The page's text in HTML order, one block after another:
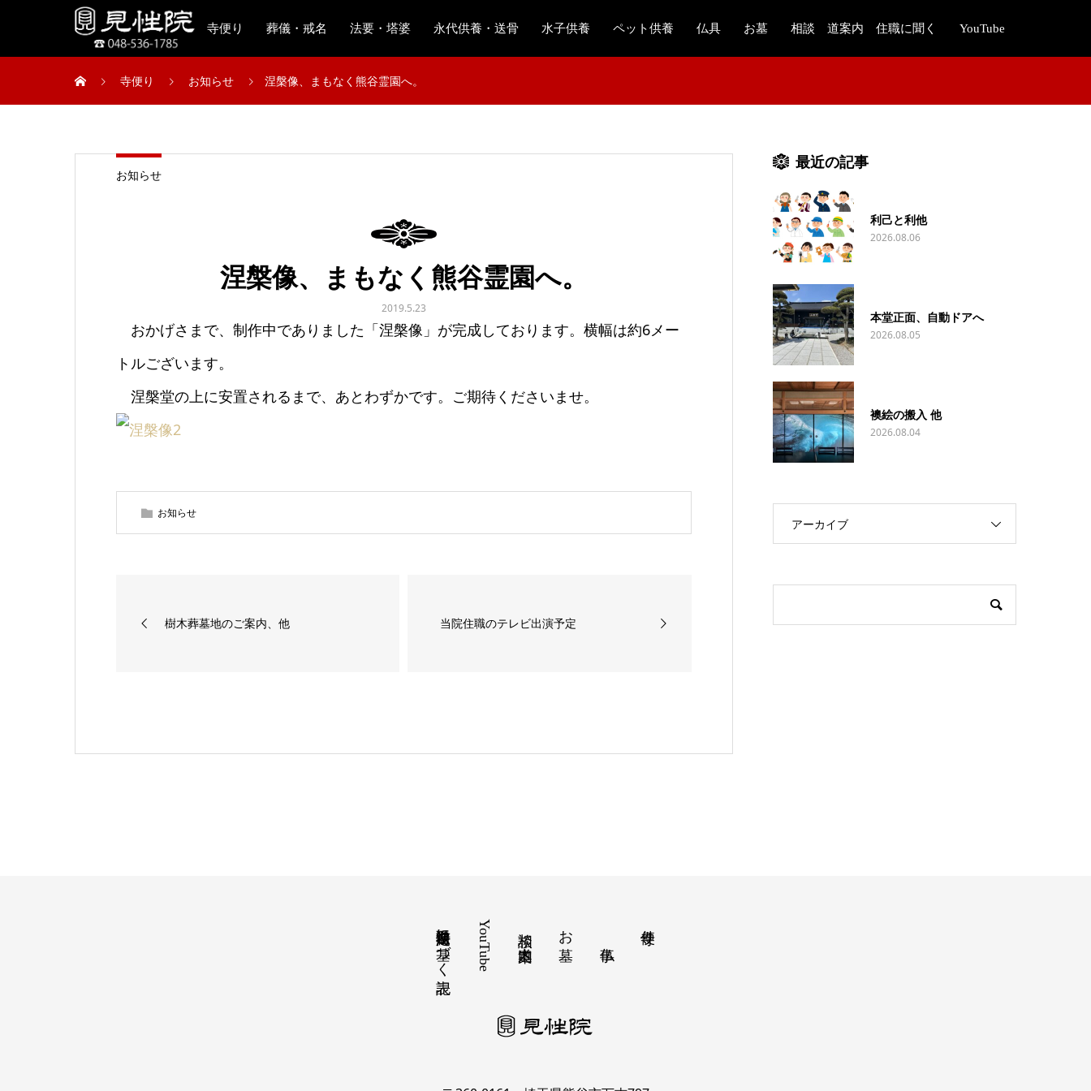
寺便り 葬儀・戒名 法要・塔婆 永代供養・送骨 水子供養 ペット供養 仏具 お墓 相談 道案内 住職に聞く YouTube
寺便り お知らせ 涅槃像、まもなく熊谷霊園へ。
お知らせ
涅槃像、まもなく熊谷霊園へ。
2019.5.23
おかげさまで、制作中でありました「涅槃像」が完成しております。横幅は約6メー
トルございます。
涅槃堂の上に安置されるまで、あとわずかです。ご期待くださいませ。
お知らせ
樹木葬墓地のご案内、他 当院住職のテレビ出演予定
最近の記事
利己と利他
2026.08.06
本堂正面、自動ドアへ
2026.08.05
襖絵の搬入 他
2026.08.04
アーカイブ
寺便り
お墓
YouTube
特定商取引法に基づく表記